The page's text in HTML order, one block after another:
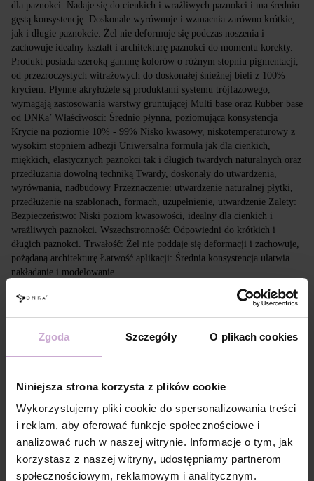
Zgoda Szczegóły O plikach cookies
Niniejsza strona korzysta z plików cookie
Wykorzystujemy pliki cookie do spersonalizowania treści
i reklam, aby oferować funkcje społecznościowe i
analizować ruch w naszej witrynie. Informacje o tym, jak
korzystasz z naszej witryny, udostępniamy partnerom
społecznościowym, reklamowym i analitycznym.
dla paznokci. Nadaje się do cienkich i wrażliwych paznokci i ma średnio
gęstą konsystencję. Doskonale wyrównuje i wzmacnia zarówno krótkie,
jak i długie paznokcie. Żel nie deformuje się podczas noszenia i
zachowuje idealny kształt i architekturę paznokci do momentu korekty.
Produkt posiada szeroką gammę kolorów o różnym stopniu pigmentacji,
od przezroczystych witrażowych do doskonałej śnieżnej bieli z 100%
kryciem. Płynne akryłożele są produktami systemu trójfazowego,
wymagają zastosowania warstwy gruntującej Multi base oraz Rubber base
od DNKa’ Właściwości: Średnio płynna, poziomująca konsystencja
Krycie na poziomie 10% - 99% Nisko kwasowy, niskotemperaturowy z
wysokim stopniem adhezji Uniwersalna formuła jak dla cienkich,
miękkich, elastycznych paznokci tak i długich twardych naturalnych oraz
przedłużania dowolną techniką Twardy, doskonały do utwardzenia,
wyrównania, nadbudowy Przeznaczenie: utwardzenie naturalnej płytki,
przedłużenie na szablonach, formach, uzupełnienie, utwardzenie Zalety:
Bezpieczeństwo: Niski poziom kwasowości, idealny dla cienkich i
wrażliwych paznokci. Wszechstronność: Odpowiedni do krótkich i
długich paznokci. Trwałość: Żel nie poddaje się deformacji i zachowuje,
pożądaną architekturę Łatwość aplikacji: Średnia konsystencja ułatwia
nakładanie i modelowanie
ACRYLATES COPOLYMER, HEMA,
Technologia
aplikacji №1
Technologia
Oczyszczenie paznokcia preparatem 3 in 1
Technologia
aplikacji №3
Pokryj paznokieć DNKa’ Dehydrator.